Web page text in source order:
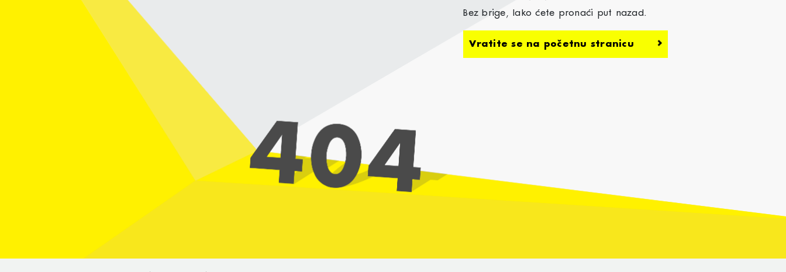
Bez brige, lako ćete pronaći put nazad.
Vratite se na početnu stranicu